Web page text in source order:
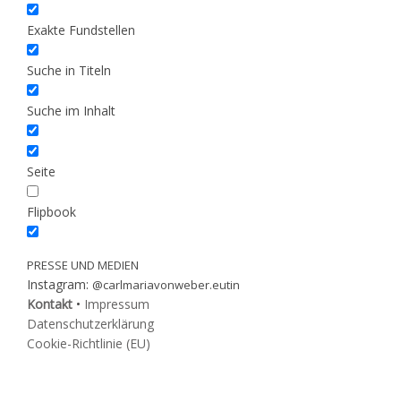
Exakte Fundstellen
Suche in Titeln
Suche im Inhalt
Seite
Flipbook
PRESSE UND MEDIEN
Instagram: @carlmariavonweber.eutin
Kontakt • Impressum
Datenschutzerklärung
Cookie-Richtlinie (EU)